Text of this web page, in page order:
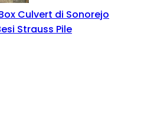
Culvert di Sonorejo
Strauss Pile